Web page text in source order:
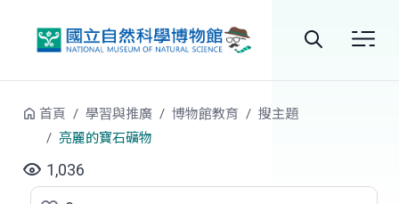
首頁 學習與推廣 博物館教育
搜主題
亮麗的寶石礦物
1,036